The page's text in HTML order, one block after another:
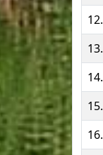
12.
13.
14.
15.
16.